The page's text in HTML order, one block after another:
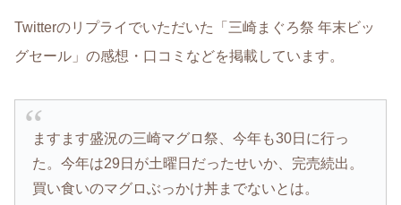
Twitterのリプライでいただいた「三崎まぐろ祭 年末ビッ
グセール」の感想・口コミなどを掲載しています。
ますます盛況の三崎マグロ祭、今年も30日に行っ
た。今年は29日が土曜日だったせいか、完売続出。
買い食いのマグロぶっかけ丼までないとは。